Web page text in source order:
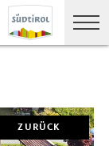
ZURÜCK